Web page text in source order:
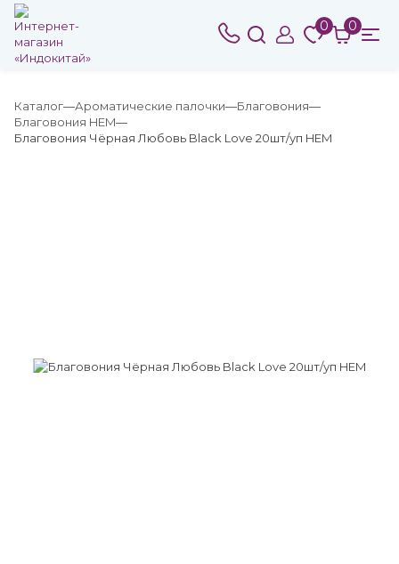
0 0
Каталог Ароматические палочки
Благовония
Благовония HEM
Благовония Чёрная Любовь Black Love 20шт/уп HEM